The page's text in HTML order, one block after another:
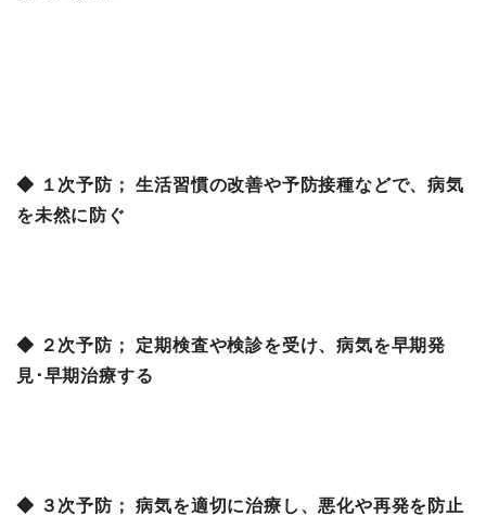
◆ １次予防； 生活習慣の改善や予防接種などで、病気
を未然に防ぐ
◆ ２次予防； 定期検査や検診を受け、病気を早期発
見･早期治療する
◆ ３次予防； 病気を適切に治療し、悪化や再発を防止